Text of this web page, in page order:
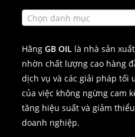
Chọn danh mục
HãngGB OIL là nhà sản
nhờn chất lượng cao hàng
dịch vụ và các giải pháp tối
của việc không ngừng cam
tăng hiệu suất và giảm
doanh nghiệp.